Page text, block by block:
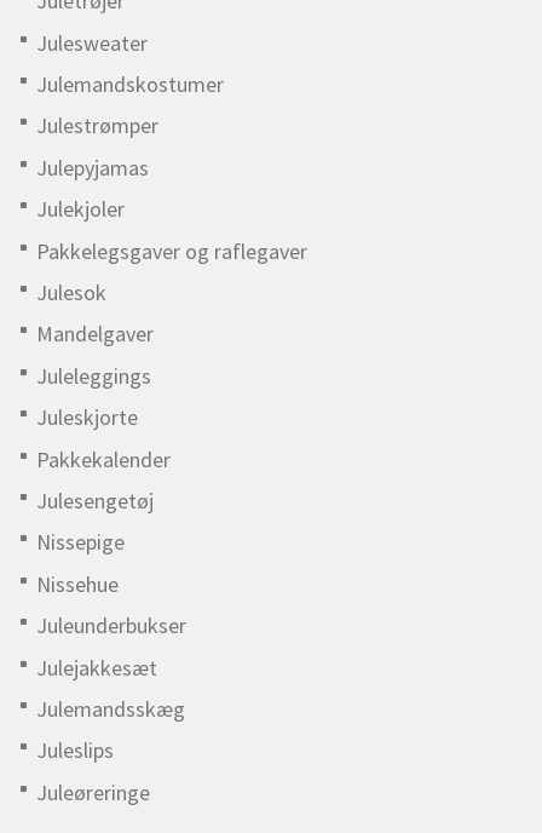
Julesweater
Julemandskostumer
Julestrømper
Julepyjamas
Julekjoler
Pakkelegsgaver og raflegaver
Julesok
Mandelgaver
Juleleggings
Juleskjorte
Pakkekalender
Julesengetøj
Nissepige
Nissehue
Juleunderbukser
Julejakkesæt
Julemandsskæg
Juleslips
Juleøreringe